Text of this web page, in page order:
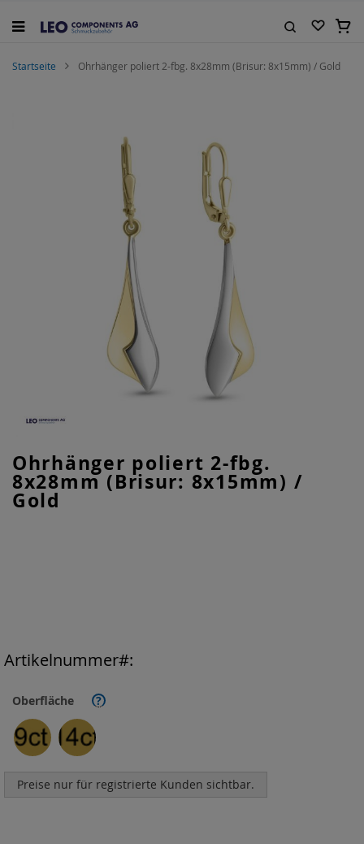
Inhalt
Startseite Ohrhänger poliert 2-fbg. 8x28mm (Brisur: 8x15mm) / Gold
Ohrhänger poliert 2-fbg.
8x28mm (Brisur: 8x15mm) /
Gold
Oberfläche ?
Preise nur für registrierte Kunden sichtbar.
Artikelnummer
Anfang
der
Bildgalerie
springen